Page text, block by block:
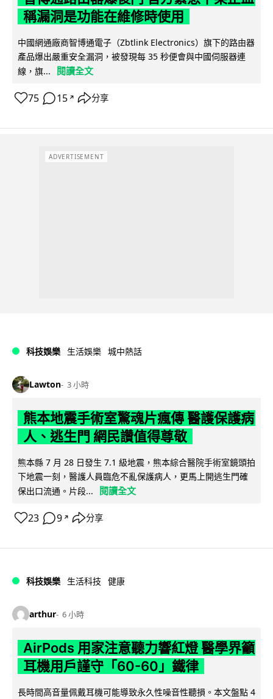
稱漏洞是功能在維修時使用
中國網通廠商智博通電子（Zbtlink Electronics）旗下的路由器
產品爆出嚴重安全漏洞，被發現每 35 秒便會與中國伺服器連
線，旗...
閱讀全文
75 15 ↗ 分享
ADVERTISEMENT
科技娛樂 生活娛樂 城中熱話
Lawton 3 小時
熊本地震手術室驚魂片瘋傳 醫護保護病
人、逃生門 網民讚值得尊敬
熊本縣 7 月 28 日發生 7.1 級地震，熊本綜合醫院手術室鏡頭拍
下地震一刻，醫護人員臨危不亂保護病人，更馬上開逃生門確
保出口流通。片段...
閱讀全文
23 9 ↗ 分享
科技娛樂 生活科技 健康
arthur 6 小時
AirPods 用家注意聽力響紅燈 醫學界籲
耳機用戶謹守「60-60」鐵律
長時間高音量佩戴耳機可能導致永久性噪音性聽損。本文盤點 4